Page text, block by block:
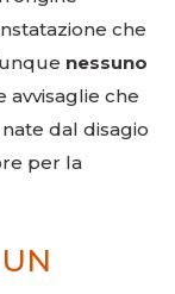
che
nessuno
avvisaglie che
dal disagio
per la